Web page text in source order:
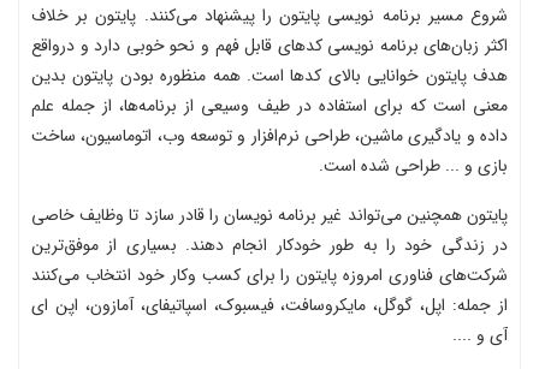
شروع مسیر برنامه نویسی پایتون را پیشنهاد می‌کنند. پایتون بر خلاف
اکثر زبان‌های برنامه نویسی کدهای قابل فهم و نحو خوبی دارد و درواقع
هدف پایتون خوانایی بالای کدها است. همه منظوره بودن پایتون بدین
معنی است که برای استفاده در طیف وسیعی از برنامه‌ها، از جمله علم
داده و یادگیری ماشین، طراحی نرم‌افزار و توسعه وب، اتوماسیون، ساخت
بازی و ... طراحی شده است.
پایتون همچنین می‌تواند غیر برنامه نویسان را قادر سازد تا وظایف خاصی
در زندگی خود را به طور خودکار انجام دهند. بسیاری از موفق‌ترین
شرکت‌های فناوری امروزه پایتون را برای کسب وکار خود انتخاب می‌کنند
از جمله: اپل، گوگل، مایکروسافت، فیسبوک، اسپاتیفای، آمازون، اپن ای
آی و ....